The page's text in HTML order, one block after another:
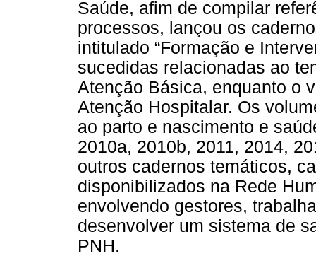
Saúde, afim de compilar
processos, lançou os
intitulado “Formação e
sucedidas relacionadas ao
Atenção Básica, enquanto o
Atenção Hospitalar. Os
ao parto e nascimento e
2010a, 2010b, 2011, 2014,
outros cadernos temáticos,
disponibilizados na Rede
envolvendo gestores,
desenvolver um sistema de
PNH.